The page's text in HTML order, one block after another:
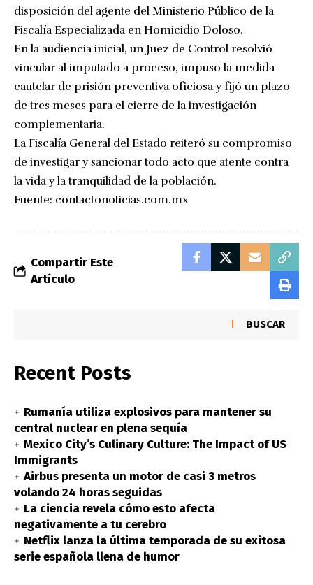
disposición del agente del Ministerio Público de la
Fiscalía Especializada en Homicidio Doloso.
En la audiencia inicial, un Juez de Control resolvió
vincular al imputado a proceso, impuso la medida
cautelar de prisión preventiva oficiosa y fijó un plazo
de tres meses para el cierre de la investigación
complementaria.
La Fiscalía General del Estado reiteró su compromiso
de investigar y sancionar todo acto que atente contra
la vida y la tranquilidad de la población.
Fuente: contactonoticias.com.mx
Compartir Este
Artículo
BUSCAR
Recent Posts
Rumanía utiliza explosivos para mantener su
central nuclear en plena sequía
Mexico City’s Culinary Culture: The Impact of US
Immigrants
Airbus presenta un motor de casi 3 metros
volando 24 horas seguidas
La ciencia revela cómo esto afecta
negativamente a tu cerebro
Netflix lanza la última temporada de su exitosa
serie española llena de humor